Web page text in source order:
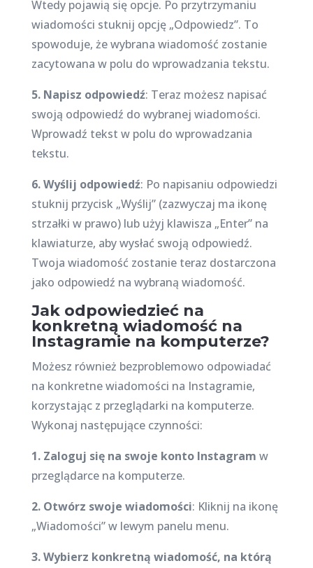
Wtedy pojawią się opcje. Po przytrzymaniu
wiadomości stuknij opcję „Odpowiedz”. To
spowoduje, że wybrana wiadomość zostanie
zacytowana w polu do wprowadzania tekstu.
5. Napisz odpowiedź: Teraz możesz napisać
swoją odpowiedź do wybranej wiadomości.
Wprowadź tekst w polu do wprowadzania
tekstu.
6. Wyślij odpowiedź: Po napisaniu odpowiedzi
stuknij przycisk „Wyślij” (zazwyczaj ma ikonę
strzałki w prawo) lub użyj klawisza „Enter” na
klawiaturze, aby wysłać swoją odpowiedź.
Twoja wiadomość zostanie teraz dostarczona
jako odpowiedź na wybraną wiadomość.
Jak odpowiedzieć na
konkretną wiadomość na
Instagramie na komputerze?
Możesz również bezproblemowo odpowiadać
na konkretne wiadomości na Instagramie,
korzystając z przeglądarki na komputerze.
Wykonaj następujące czynności:
1. Zaloguj się na swoje konto Instagram w
przeglądarce na komputerze.
2. Otwórz swoje wiadomości: Kliknij na ikonę
„Wiadomości” w lewym panelu menu.
3. Wybierz konkretną wiadomość, na którą